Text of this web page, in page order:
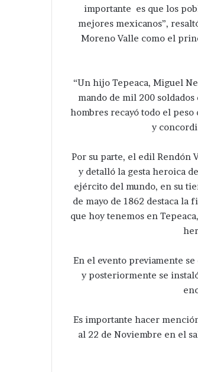
importante es que los
mejores mexicanos”,
Moreno Valle como el
“Un hijo Tepeaca, Miguel
mando de mil 200
hombres recayó todo el
y
Por su parte, el edil Rendón
y detalló la gesta heroica
ejército del mundo, en su
de mayo de 1862 destaca la
que hoy tenemos en
En el evento previamente
y posteriormente se
Es importante hacer
al 22 de Noviembre en el